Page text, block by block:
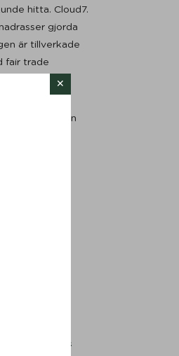
hitta. Cloud7.
gjorda
är tillverkade
fair trade
också med en
år.
i tre enkla